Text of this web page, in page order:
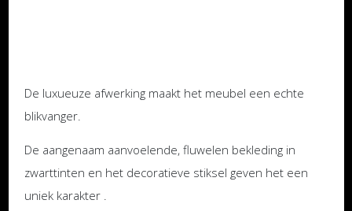
De luxueuze afwerking maakt het meubel een echte
blikvanger.
De aangenaam aanvoelende, fluwelen bekleding in
zwarttinten en het decoratieve stiksel geven het een
uniek karakter .